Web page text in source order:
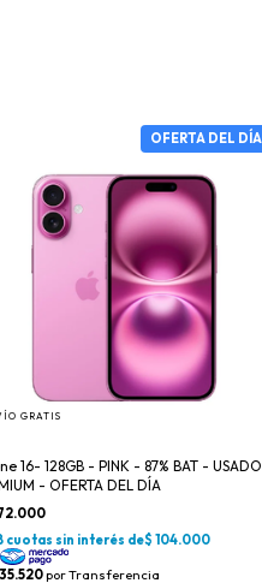
GRATIS
16- 128GB - PINK - 87% BAT - USADO
- OFERTA DEL DÍA